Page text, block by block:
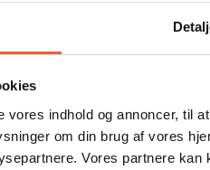
vores indhold og annoncer, til
om din brug af vores
Vores partnere